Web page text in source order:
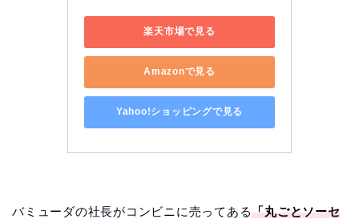
楽天市場で見る
Amazonで見る
Yahoo!ショッピングで見る
バミューダの社長がコンビニに売ってある「丸ごとソーセ